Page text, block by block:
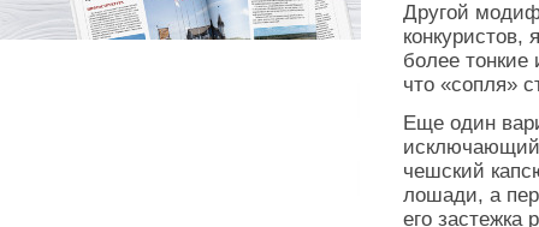
Другой
конкуристов,
более
что «сопля»
Еще один
исключающий
чешский
лошади, а
его застежка